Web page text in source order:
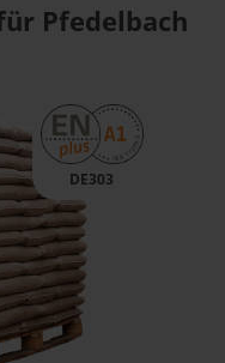
Pfedelbach
DE303